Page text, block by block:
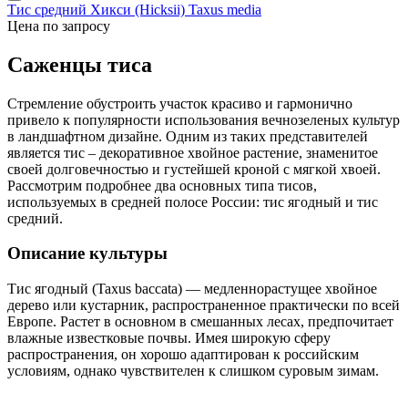
Тис средний Хикси (Hicksii) Taxus media
Цена по запросу
Саженцы тиса
Стремление обустроить участок красиво и гармонично
привело к популярности использования вечнозеленых культур
в ландшафтном дизайне. Одним из таких представителей
является тис – декоративное хвойное растение, знаменитое
своей долговечностью и густейшей кроной с мягкой хвоей.
Рассмотрим подробнее два основных типа тисов,
используемых в средней полосе России: тис ягодный и тис
средний.
Описание культуры
Тис ягодный (Taxus baccata) — медленнорастущее хвойное
дерево или кустарник, распространенное практически по всей
Европе. Растет в основном в смешанных лесах, предпочитает
влажные известковые почвы. Имея широкую сферу
распространения, он хорошо адаптирован к российским
условиям, однако чувствителен к слишком суровым зимам.